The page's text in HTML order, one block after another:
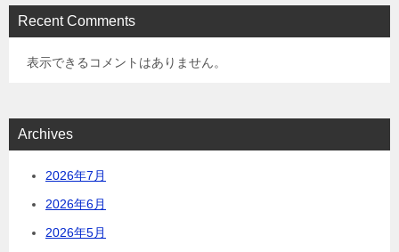
Recent Comments
表示できるコメントはありません。
Archives
2026年7月
2026年6月
2026年5月